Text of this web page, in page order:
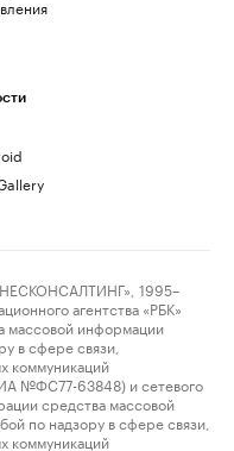
1995–
агентства «РБК»
массовой информации
в сфере связи,
коммуникаций
№ФС77-63848) и сетевого
средства массовой
по надзору в сфере связи,
коммуникаций